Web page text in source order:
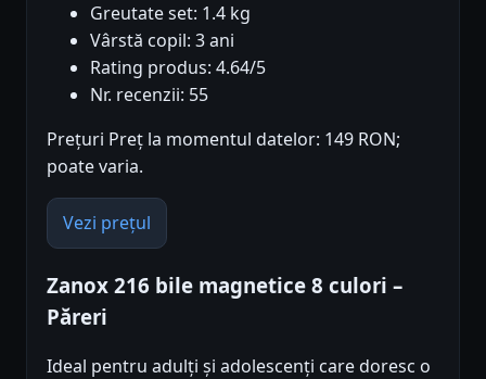
Greutate set: 1.4 kg
Vârstă copil: 3 ani
Rating produs: 4.64/5
Nr. recenzii: 55
Prețuri Preț la momentul datelor: 149 RON;
poate varia.
Vezi prețul
Zanox 216 bile magnetice 8 culori –
Păreri
Ideal pentru adulți și adolescenți care doresc o